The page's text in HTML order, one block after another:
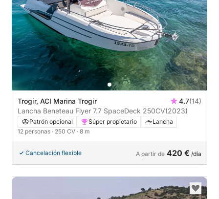
Trogir, ACI Marina Trogir 4.7(14)
Lancha Beneteau Flyer 7.7 SpaceDeck 250CV(2023)
Patrón opcional Súper propietario
Lancha
12 personas · 250 CV · 8 m
Cancelación flexible A partir de 420 € /día